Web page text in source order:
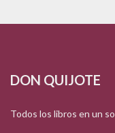
DON QUIJOTE
Todos los libros en un